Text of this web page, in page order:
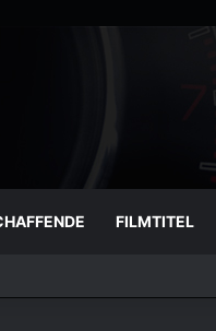
FILMTITEL